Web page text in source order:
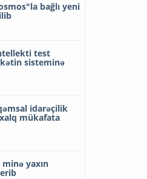
bağlı yeni
test
sisteminə
idarəçilik
mükafata
minə yaxın